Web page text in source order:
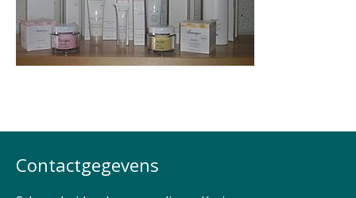
Contactgegevens